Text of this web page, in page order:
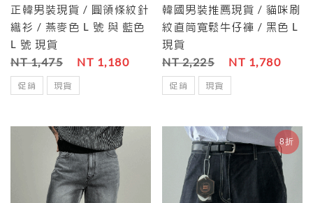
正韓男裝現貨 / 圓領條紋針
織衫 / 燕麥色 L 號 與 藍色
L 號 現貨
NT 1,475 NT 1,180
促銷 現貨
韓國男裝推薦現貨 / 貓咪刷
紋直筒寬鬆牛仔褲 / 黑色 L
現貨
NT 2,225 NT 1,780
促銷 現貨
8折